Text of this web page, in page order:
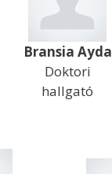
Bransia Ayda
Doktori
hallgató